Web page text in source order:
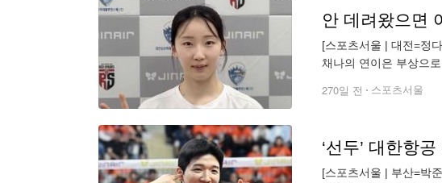
[스포츠서울 | 대전=정
채나의 연이은 부상으
270일 전 스포츠서울
[스포츠서울 | 부산=박